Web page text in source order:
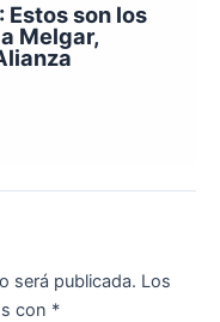
Estos son los
Melgar,
será publicada. Los
con *